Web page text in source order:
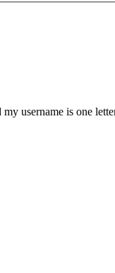
username is one